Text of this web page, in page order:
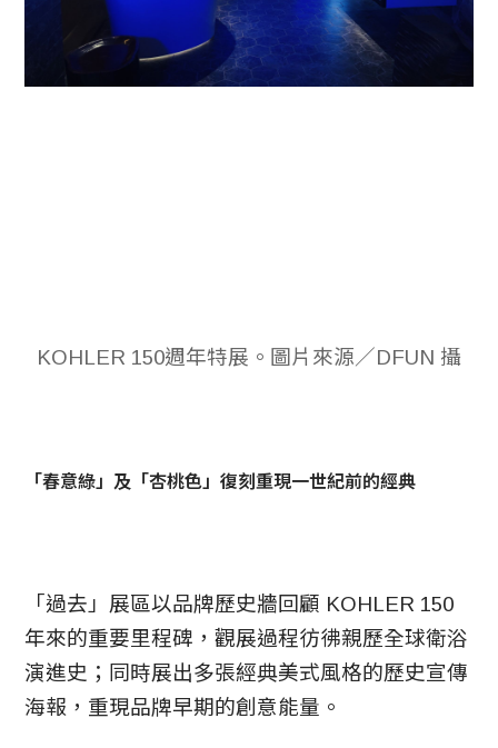
KOHLER 150週年特展。圖片來源／DFUN 攝
「春意綠」及「杏桃色」復刻重現一世紀前的經典
「過去」展區以品牌歷史牆回顧 KOHLER 150
年來的重要里程碑，觀展過程彷彿親歷全球衛浴
演進史；同時展出多張經典美式風格的歷史宣傳
海報，重現品牌早期的創意能量。